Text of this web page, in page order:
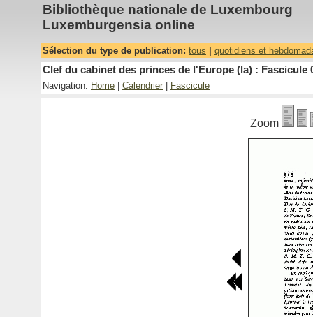
Bibliothèque nationale de Luxembourg
Luxemburgensia online
Sélection du type de publication: tous quotidiens et
Clef du cabinet des princes de l'Europe (la) : Fascicule
Navigation: Home Calendrier Fascicule
Zoom